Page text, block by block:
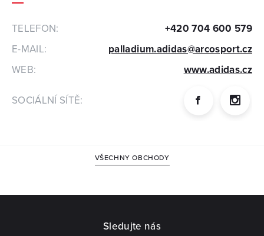
TELEFON:
+420 704 600 579
E-MAIL:
palladium.adidas@arcosport.cz
WEB:
www.adidas.cz
SOCIÁLNÍ SÍTĚ:
VŠECHNY OBCHODY
Sledujte nás